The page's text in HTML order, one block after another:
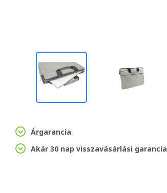
Árgarancia
Akár 30 nap visszavásárlási garancia